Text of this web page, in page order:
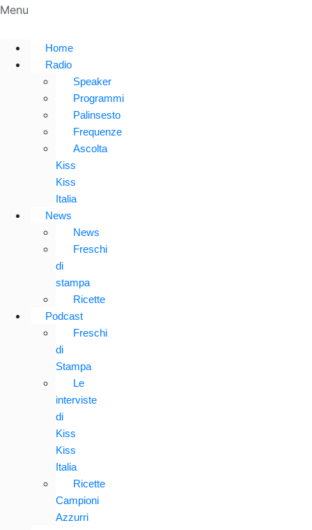
Menu
Home
Radio
Speaker
Programmi
Palinsesto
Frequenze
Ascolta
Kiss
Kiss
Italia
News
News
Freschi
di
stampa
Ricette
Podcast
Freschi
di
Stampa
Le
interviste
di
Kiss
Kiss
Italia
Ricette
Campioni
Azzurri